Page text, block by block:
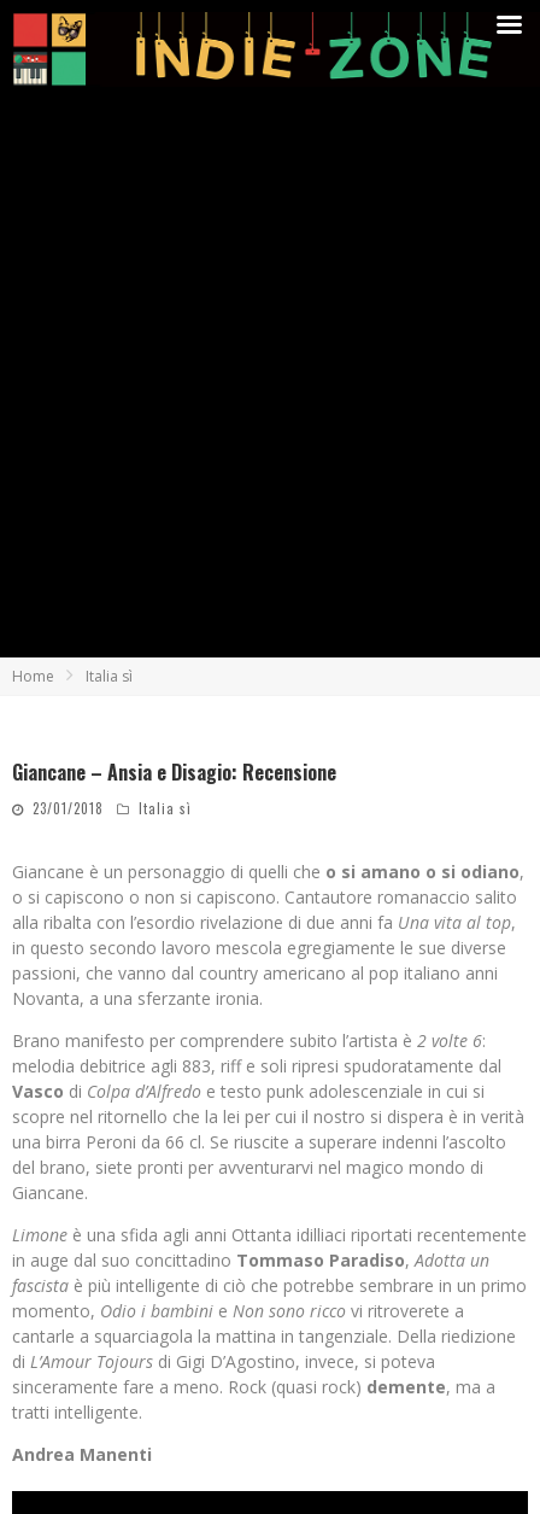
Home Italia sì
Giancane – Ansia e Disagio: Recensione
23/01/2018 Italia sì
Giancane è un personaggio di quelli che o si amano o si odiano,
o si capiscono o non si capiscono. Cantautore romanaccio salito
alla ribalta con l’esordio rivelazione di due anni fa Una vita al top,
in questo secondo lavoro mescola egregiamente le sue diverse
passioni, che vanno dal country americano al pop italiano anni
Novanta, a una sferzante ironia.
Brano manifesto per comprendere subito l’artista è 2 volte 6:
melodia debitrice agli 883, riff e soli ripresi spudoratamente dal
Vasco di Colpa d’Alfredo e testo punk adolescenziale in cui si
scopre nel ritornello che la lei per cui il nostro si dispera è in verità
una birra Peroni da 66 cl. Se riuscite a superare indenni l’ascolto
del brano, siete pronti per avventurarvi nel magico mondo di
Giancane.
Limone è una sfida agli anni Ottanta idilliaci riportati recentemente
in auge dal suo concittadino Tommaso Paradiso,Adotta un
fascista è più intelligente di ciò che potrebbe sembrare in un primo
momento, Odio i bambini e Non sono ricco vi ritroverete a
cantarle a squarciagola la mattina in tangenziale. Della riedizione
di L’Amour Tojours di Gigi D’Agostino, invece, si poteva
sinceramente fare a meno. Rock (quasi rock) demente, ma a
tratti intelligente.
Andrea Manenti